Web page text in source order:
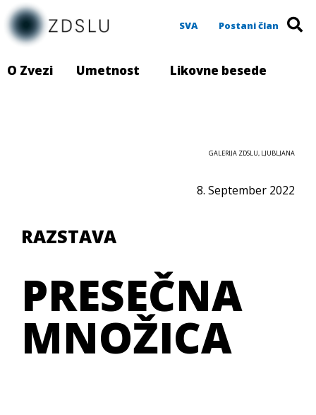
SVA Postani član
O Zvezi Umetnost Likovne besede
RAZSTAVA
PRESEČNA
MNOŽICA
GALERIJA ZDSLU, LJUBLJANA
8. September 2022